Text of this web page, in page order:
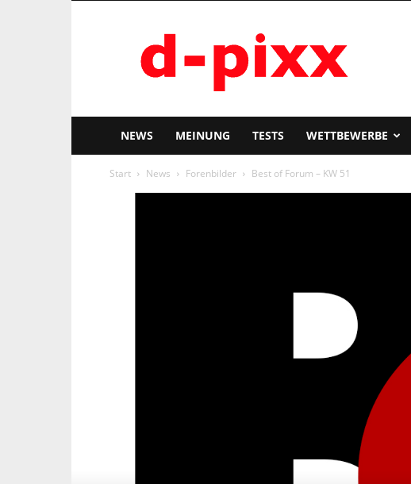
pixx
NEWS MEINUNG TESTS WETTBEWERBE
Start News Forenbilder Best of Forum – KW 51